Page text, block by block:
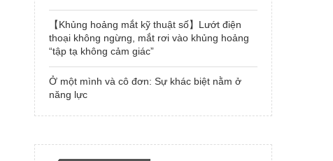
【Khủng hoảng mắt kỹ thuật số】Lướt điện
thoại không ngừng, mắt rơi vào khủng hoảng
“tập tạ không cảm giác”
Ở một mình và cô đơn: Sự khác biệt nằm ở
năng lực